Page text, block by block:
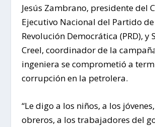
Jesús Zambrano, presidente del
Ejecutivo Nacional del Partido
Revolución Democrática (PRD), y
Creel, coordinador de la
ingeniera se comprometió a
corrupción en la petrolera.
“Le digo a los niños, a los
obreros, a los trabajadores del